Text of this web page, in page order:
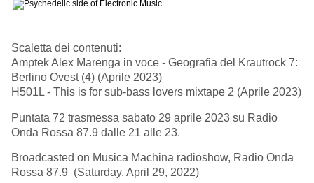
Scaletta dei contenuti:
Amptek Alex Marenga in voce - Geografia del Krautrock 7:
Berlino Ovest (4) (Aprile 2023)
H501L - This is for sub-bass lovers mixtape 2 (Aprile 2023)
Puntata 72 trasmessa sabato 29 aprile 2023 su Radio
Onda Rossa 87.9 dalle 21 alle 23.
Broadcasted on Musica Machina radioshow, Radio Onda
Rossa 87.9 (Saturday, April 29, 2022)